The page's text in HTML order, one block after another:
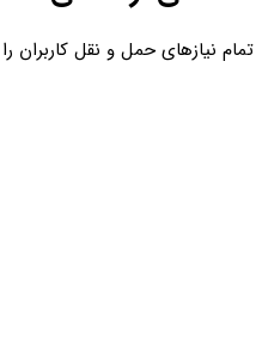
نیازهای حمل‌ و نقل